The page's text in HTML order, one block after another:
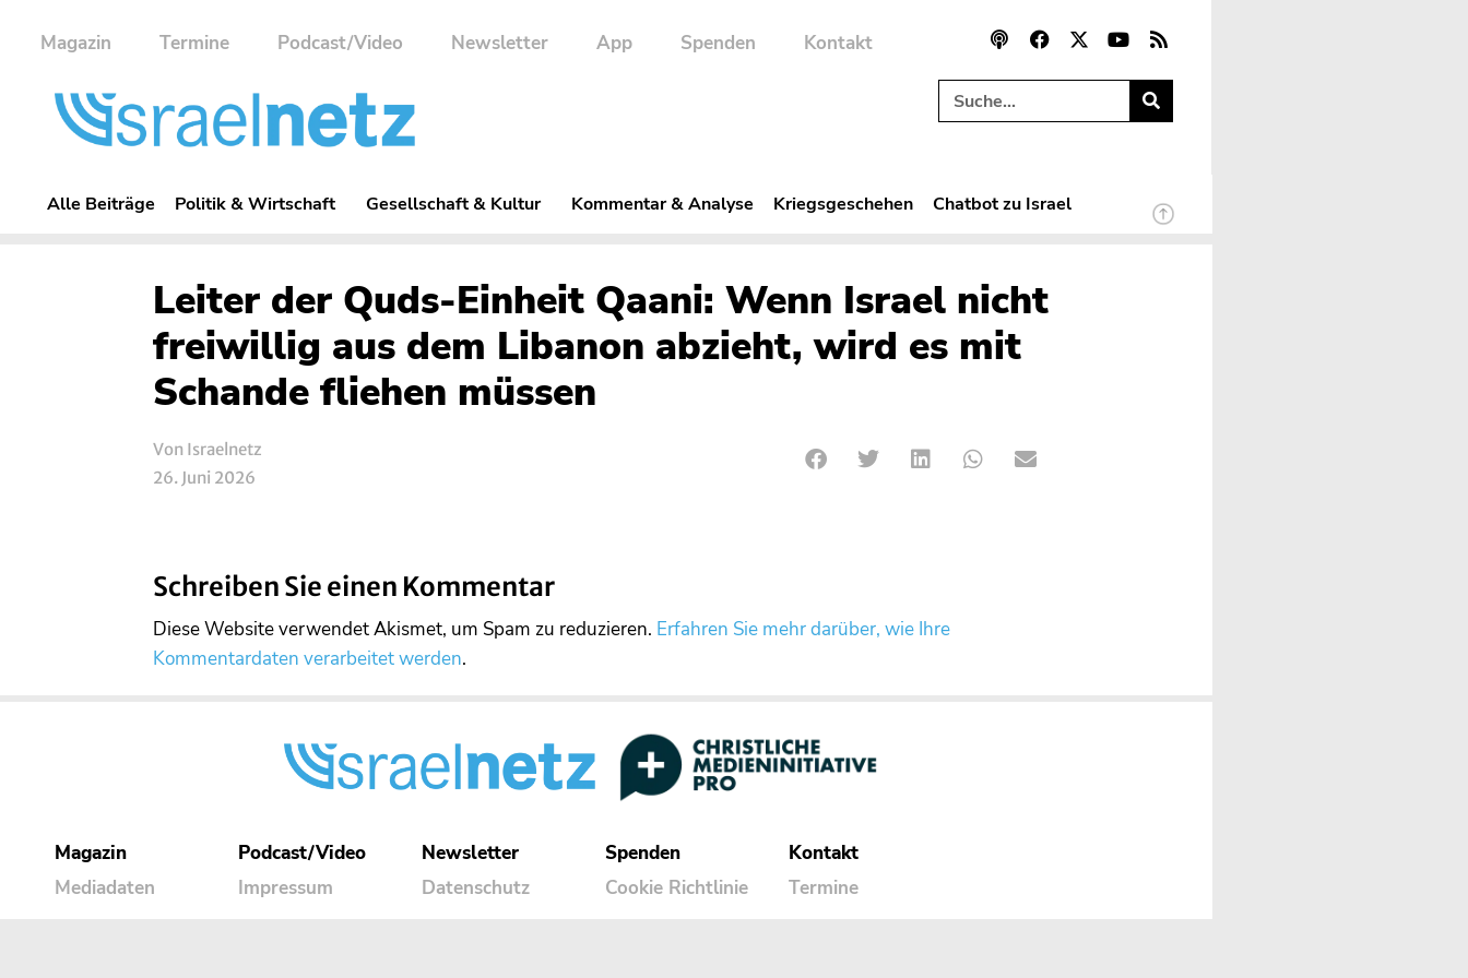
Magazin Termine Podcast/Video Newsletter App Spenden Kontakt
Alle Beiträge Politik & Wirtschaft Gesellschaft & Kultur Kommentar & Analyse Kriegsgeschehen Chatbot zu Israel
Leiter der Quds-Einheit Qaani: Wenn Israel nicht
freiwillig aus dem Libanon abzieht, wird es mit
Schande fliehen müssen
Von Israelnetz
26. Juni 2026
Schreiben Sie einen Kommentar
Diese Website verwendet Akismet, um Spam zu reduzieren. Erfahren Sie mehr darüber, wie Ihre
Kommentardaten verarbeitet werden.
Magazin
Mediadaten
Podcast/Video
Impressum
Newsletter
Datenschutz
Spenden
Cookie Richtlinie
Kontakt
Termine